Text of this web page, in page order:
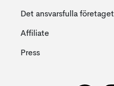
Det ansvarsfulla företaget
Affiliate
Press